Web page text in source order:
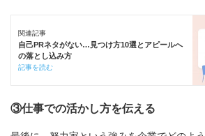
関連記事
自己PRネタがない…見つけ方10選とアピールへ
の落とし込み方
記事を読む
③仕事での活かし方を伝える